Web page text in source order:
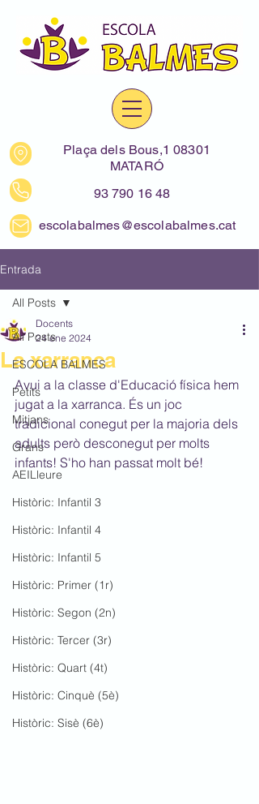
Plaça dels Bous,1 08301
MATARÓ
93 790 16 48
escolabalmes@escolabalmes.cat
Entrada
All Posts
ESCOLA BALMES
Petits
Mitjans
Grans
AEILleure
Històric: Infantil 3
Històric: Infantil 4
Històric: Infantil 5
Històric: Primer (1r)
Històric: Segon (2n)
Històric: Tercer (3r)
Històric: Quart (4t)
Històric: Cinquè (5è)
Històric: Sisè (6è)
All Posts
La xarranca
Docents
24 ene 2024
Avui a la classe d'Educació física hem
jugat a la xarranca. És un joc
tradicional conegut per la majoria dels
adults però desconegut per molts
infants! S'ho han passat molt bé!